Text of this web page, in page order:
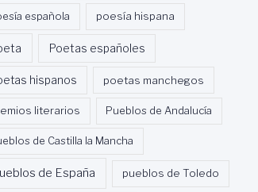
española poesía hispana
Poetas españoles
hispanos poetas manchegos
literarios Pueblos de Andalucía
de Castilla la Mancha
de España pueblos de Toledo